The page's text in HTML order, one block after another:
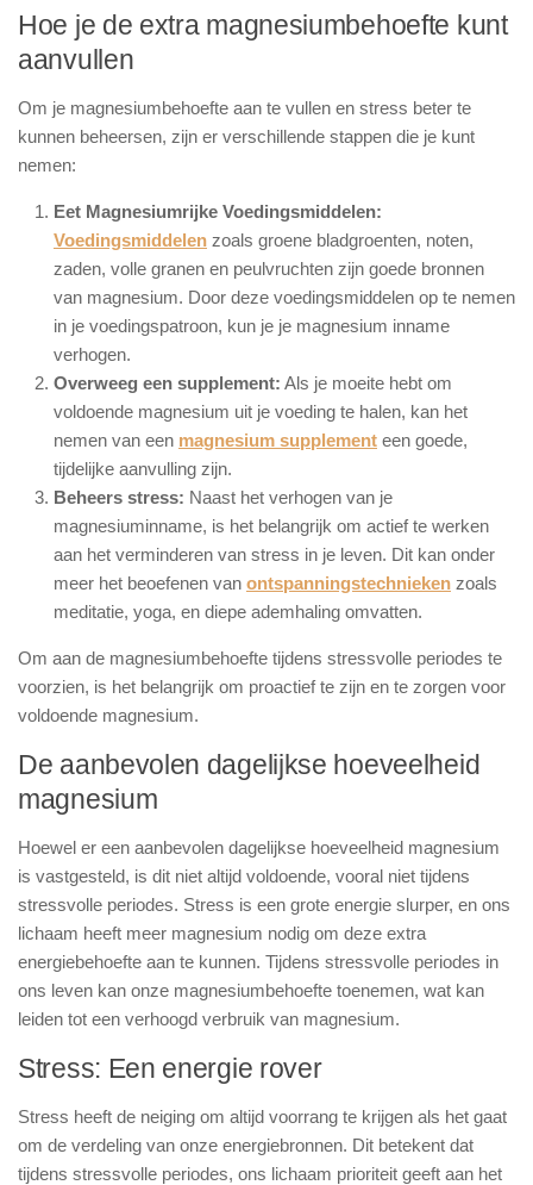
Hoe je de extra magnesiumbehoefte kunt
aanvullen
Om je magnesiumbehoefte aan te vullen en stress beter te
kunnen beheersen, zijn er verschillende stappen die je kunt
nemen:
Eet Magnesiumrijke Voedingsmiddelen:
Voedingsmiddelen zoals groene bladgroenten, noten,
zaden, volle granen en peulvruchten zijn goede bronnen
van magnesium. Door deze voedingsmiddelen op te nemen
in je voedingspatroon, kun je je magnesium inname
verhogen.
Overweeg een supplement: Als je moeite hebt om
voldoende magnesium uit je voeding te halen, kan het
nemen van een magnesium supplement een goede,
tijdelijke aanvulling zijn.
Beheers stress: Naast het verhogen van je
magnesiuminname, is het belangrijk om actief te werken
aan het verminderen van stress in je leven. Dit kan onder
meer het beoefenen van ontspanningstechnieken zoals
meditatie, yoga, en diepe ademhaling omvatten.
Om aan de magnesiumbehoefte tijdens stressvolle periodes te
voorzien, is het belangrijk om proactief te zijn en te zorgen voor
voldoende magnesium.
De aanbevolen dagelijkse hoeveelheid
magnesium
Hoewel er een aanbevolen dagelijkse hoeveelheid magnesium
is vastgesteld, is dit niet altijd voldoende, vooral niet tijdens
stressvolle periodes. Stress is een grote energie slurper, en ons
lichaam heeft meer magnesium nodig om deze extra
energiebehoefte aan te kunnen. Tijdens stressvolle periodes in
ons leven kan onze magnesiumbehoefte toenemen, wat kan
leiden tot een verhoogd verbruik van magnesium.
Stress: Een energie rover
Stress heeft de neiging om altijd voorrang te krijgen als het gaat
om de verdeling van onze energiebronnen. Dit betekent dat
tijdens stressvolle periodes, ons lichaam prioriteit geeft aan het